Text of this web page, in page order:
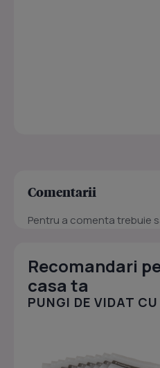
Comentarii
Pentru a comenta trebuie
Recomandari
casa ta
PUNGI DE VIDAT